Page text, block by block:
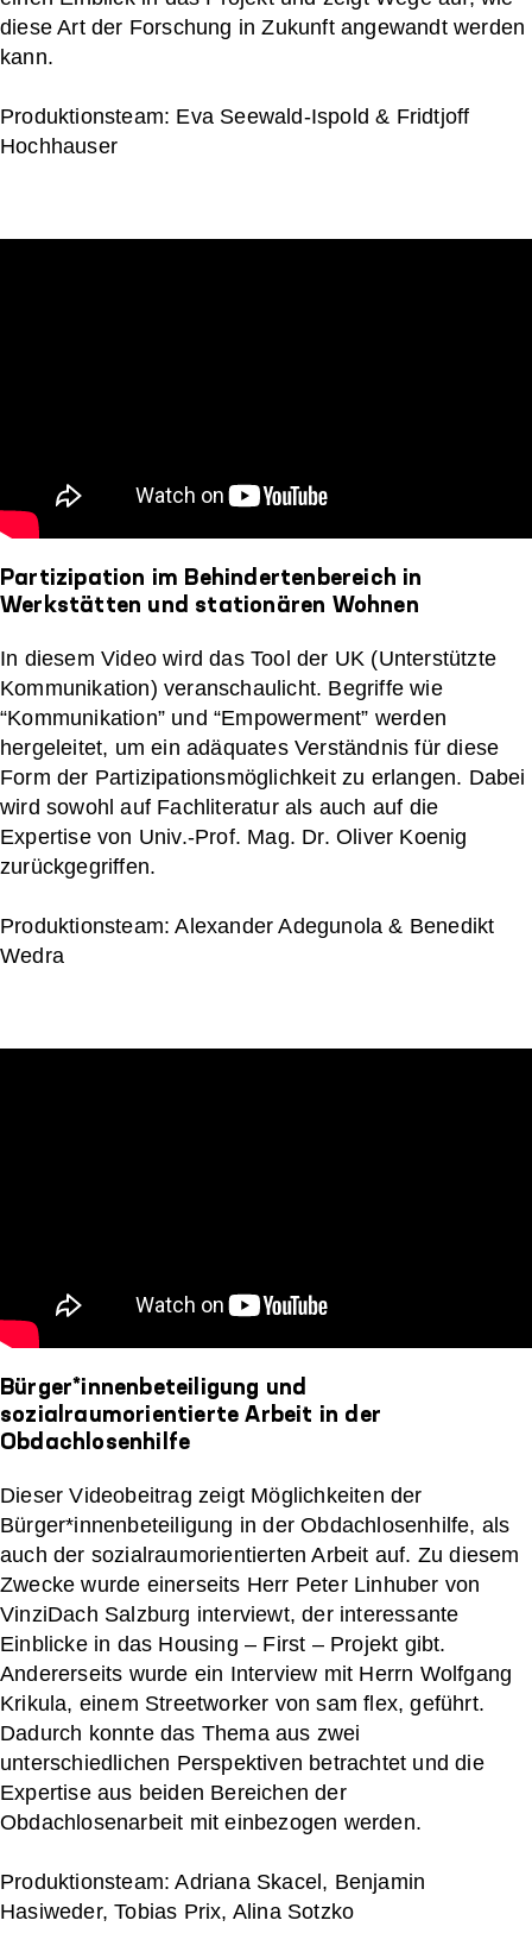
diese Art der Forschung in Zukunft angewandt werden
kann.
Produktionsteam: Eva Seewald-Ispold & Fridtjoff
Hochhauser
Partizipation im Behindertenbereich in
Werkstätten und stationären Wohnen
In diesem Video wird das Tool der UK (Unterstützte
Kommunikation) veranschaulicht. Begriffe wie
“Kommunikation” und “Empowerment” werden
hergeleitet, um ein adäquates Verständnis für diese
Form der Partizipationsmöglichkeit zu erlangen. Dabei
wird sowohl auf Fachliteratur als auch auf die
Expertise von Univ.-Prof. Mag. Dr. Oliver Koenig
zurückgegriffen.
Produktionsteam: Alexander Adegunola & Benedikt
Wedra
Bürger*innenbeteiligung und
sozialraumorientierte Arbeit in der
Obdachlosenhilfe
Dieser Videobeitrag zeigt Möglichkeiten der
Bürger*innenbeteiligung in der Obdachlosenhilfe, als
auch der sozialraumorientierten Arbeit auf. Zu diesem
Zwecke wurde einerseits Herr Peter Linhuber von
VinziDach Salzburg interviewt, der interessante
Einblicke in das Housing – First – Projekt gibt.
Andererseits wurde ein Interview mit Herrn Wolfgang
Krikula, einem Streetworker von sam flex, geführt.
Dadurch konnte das Thema aus zwei
unterschiedlichen Perspektiven betrachtet und die
Expertise aus beiden Bereichen der
Obdachlosenarbeit mit einbezogen werden.
Produktionsteam: Adriana Skacel, Benjamin
Hasiweder, Tobias Prix, Alina Sotzko